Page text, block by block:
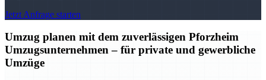
Jetzt Anfrage starten
Umzug planen mit dem zuverlässigen Pforzheim
Umzugsunternehmen – für private und gewerbliche
Umzüge